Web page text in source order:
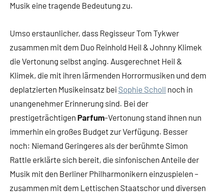
Musik eine tragende Bedeutung zu.
Umso erstaunlicher, dass Regisseur Tom Tykwer
zusammen mit dem Duo Reinhold Heil & Johnny Klimek
die Vertonung selbst anging. Ausgerechnet Heil &
Klimek, die mit ihren lärmenden Horrormusiken und dem
deplatzierten Musikeinsatz bei Sophie Scholl noch in
unangenehmer Erinnerung sind. Bei der
prestigeträchtigen Parfum-Vertonung stand ihnen nun
immerhin ein großes Budget zur Verfügung. Besser
noch: Niemand Geringeres als der berühmte Simon
Rattle erklärte sich bereit, die sinfonischen Anteile der
Musik mit den Berliner Philharmonikern einzuspielen –
zusammen mit dem Lettischen Staatschor und diversen